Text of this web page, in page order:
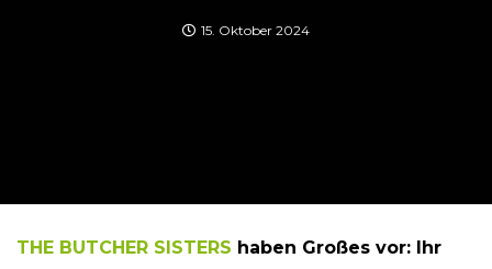
15. Oktober 2024
THE BUTCHER SISTERS haben Großes vor: Ihr